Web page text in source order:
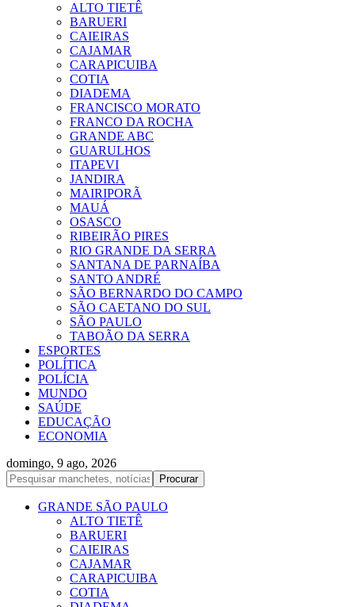
ALTO TIETÊ
BARUERI
CAIEIRAS
CAJAMAR
CARAPICUIBA
COTIA
DIADEMA
FRANCISCO MORATO
FRANCO DA ROCHA
GRANDE ABC
GUARULHOS
ITAPEVI
JANDIRA
MAIRIPORÃ
MAUÁ
OSASCO
RIBEIRÃO PIRES
RIO GRANDE DA SERRA
SANTANA DE PARNAÍBA
SANTO ANDRÉ
SÃO BERNARDO DO CAMPO
SÃO CAETANO DO SUL
SÃO PAULO
TABOÃO DA SERRA
ESPORTES
POLÍTICA
POLÍCIA
MUNDO
SAÚDE
EDUCAÇÃO
ECONOMIA
domingo, 9 ago, 2026
GRANDE SÃO PAULO
ALTO TIETÊ
BARUERI
CAIEIRAS
CAJAMAR
CARAPICUIBA
COTIA